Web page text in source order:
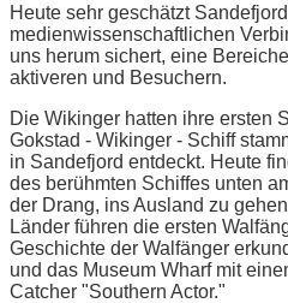
Heute sehr geschätzt
medienwissenschaftlichen
uns herum sichert, eine
aktiveren und Besuchern.
Die Wikinger hatten ihre ersten
Gokstad - Wikinger - Schiff
in Sandefjord entdeckt. Heute
des berühmten Schiffes unten
der Drang, ins Ausland zu
Länder führen die ersten
Geschichte der Walfänger
und das Museum Wharf mit
Catcher "Southern Actor."